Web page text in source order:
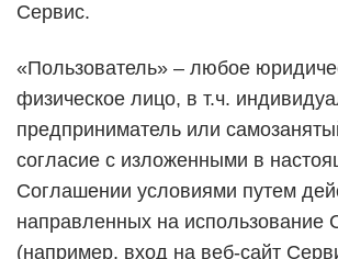
Сервис.
«Пользователь» – любое
физическое лицо, в т.ч.
предприниматель или
согласие с изложенными в
Соглашении условиями путем
направленных на использование
(например, вход на веб-сайт